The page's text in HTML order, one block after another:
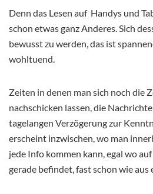
Denn das Lesen auf Handys und
schon etwas ganz Anderes. Sich
bewusst zu werden, das ist
wohltuend.
Zeiten in denen man sich noch die
nachschicken lassen, die
tagelangen Verzögerung zur
erscheint inzwischen, wo man
jede Info kommen kann, egal wo
gerade befindet, fast schon wie